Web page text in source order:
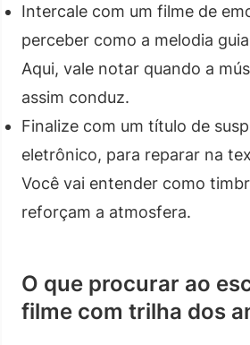
Intercale com um filme de
perceber como a melodia
Aqui, vale notar quando a
assim conduz.
Finalize com um título de
eletrônico, para reparar na
Você vai entender como
reforçam a atmosfera.
O que procurar ao
filme com trilha dos